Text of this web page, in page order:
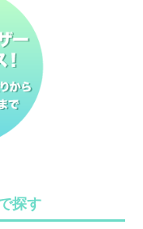
探す